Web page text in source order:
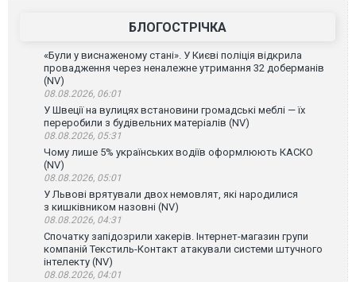
БЛОГОСТРІЧКА
«Були у виснаженому стані». У Києві поліція відкрила
провадження через неналежне утримання 32 доберманів
(NV)
08.08.2026, 06:01
У Швеції на вулицях встановини громадські меблі — їх
переробили з будівельних матеріалів (NV)
08.08.2026, 05:31
Чому лише 5% українських водіїв оформлюють КАСКО
(NV)
08.08.2026, 05:01
У Львові врятували двох немовлят, які народилися
з кишківником назовні (NV)
08.08.2026, 04:31
Спочатку запідозрили хакерів. Інтернет-магазин групи
компаній Текстиль-Контакт атакували системи штучного
інтелекту (NV)
08.08.2026, 04:01